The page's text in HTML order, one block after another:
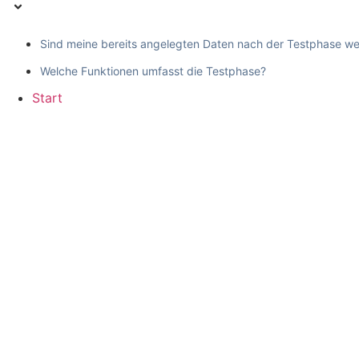
Sind meine bereits angelegten Daten nach der Testphase
Welche Funktionen umfasst die Testphase?
Start